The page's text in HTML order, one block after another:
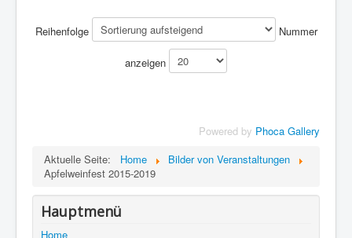
Reihenfolge Nummer
anzeigen
Powered by Phoca Gallery
Aktuelle Seite:
Home
Bilder von Veranstaltungen
Apfelweinfest 2015-2019
Hauptmenü
Home